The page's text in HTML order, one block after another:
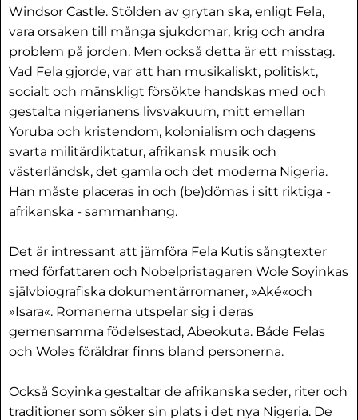
Windsor Castle. Stölden av grytan ska, enligt Fela,
vara orsaken till många sjukdomar, krig och andra
problem på jorden. Men också detta är ett misstag.
Vad Fela gjorde, var att han musikaliskt, politiskt,
socialt och mänskligt försökte handskas med och
gestalta nigerianens livsvakuum, mitt emellan
Yoruba och kristendom, kolonialism och dagens
svarta militärdiktatur, afrikansk musik och
västerländsk, det gamla och det moderna Nigeria.
Han måste placeras in och (be)dömas i sitt riktiga -
afrikanska - sammanhang.
Det är intressant att jämföra Fela Kutis sångtexter
med författaren och Nobelpristagaren Wole Soyinkas
självbiografiska dokumentärromaner, »Aké«och
»Isara«. Romanerna utspelar sig i deras
gemensamma födelsestad, Abeokuta. Både Felas
och Woles föräldrar finns bland personerna.
Också Soyinka gestaltar de afrikanska seder, riter och
traditioner som söker sin plats i det nya Nigeria. De